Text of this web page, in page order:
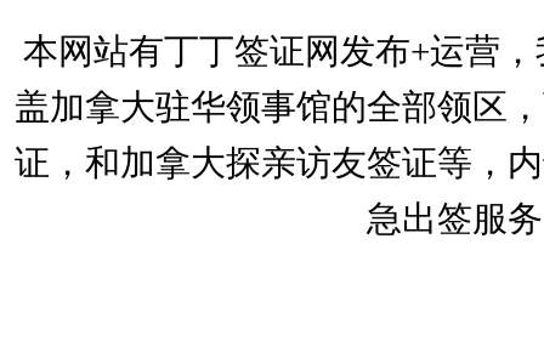
本网站有丁丁签证网发布+运营
盖加拿大驻华领事馆的全部领区
证，和加拿大探亲访友签证等，
急出签服